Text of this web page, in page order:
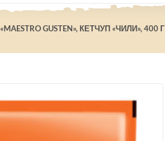
«MAESTRO GUSTEN», КЕТЧУП «ЧИЛИ», 400 Г